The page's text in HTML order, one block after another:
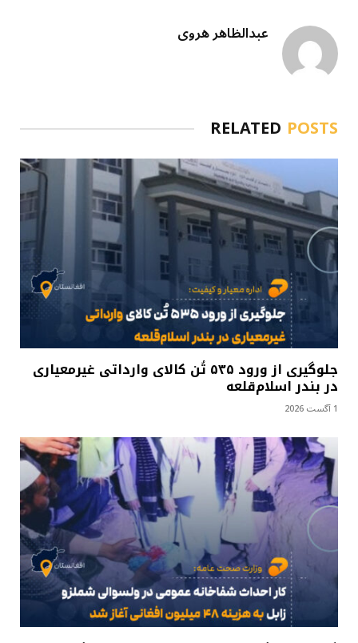
عبدالظاهر هروی
RELATED POSTS
جلوگیری از ورود ۵۳۵ تُن کالای وارداتی غیرمعیاری
در بندر اسلام‌قلعه
1 آگست 2026